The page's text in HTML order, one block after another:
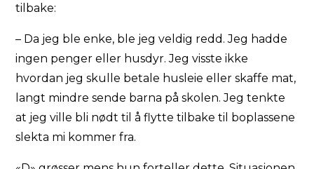
tilbake:
– Da jeg ble enke, ble jeg veldig redd. Jeg hadde
ingen penger eller husdyr. Jeg visste ikke
hvordan jeg skulle betale husleie eller skaffe mat,
langt mindre sende barna på skolen. Jeg tenkte
at jeg ville bli nødt til å flytte tilbake til boplassene
slekta mi kommer fra.